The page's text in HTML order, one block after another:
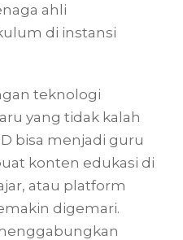
ahli
di instansi
teknologi
yang tidak kalah
bisa menjadi guru
konten edukasi di
atau platform
digemari.